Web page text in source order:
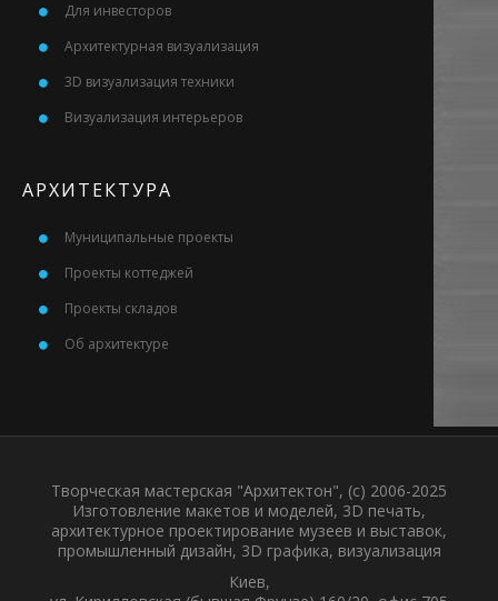
Для инвесторов
Архитектурная визуализация
3D визуализация техники
Визуализация интерьеров
АРХИТЕКТУРА
Муниципальные проекты
Проекты коттеджей
Проекты складов
Об архитектуре
Творческая мастерская "Архитектон", (с) 2006-2025
Изготовление макетов и моделей, 3D печать,
архитектурное проектирование музеев и выставок,
промышленный дизайн, 3D графика, визуализация
Киев,